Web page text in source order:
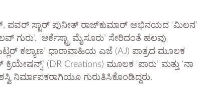
ಪವರ್ ಸ್ಟಾರ್ ಪುನೀತ್ ರಾಜ್‌ಕುಮಾರ್ ಅಭಿನಯದ ‘ಮಿಲನ’
‘ಆರ್ಕೆಸ್ಟ್ರಾ ಮೈಸೂರು’ ಸೇರಿದಂತೆ ಹಲವು
ಕಲ್ಯಾಣ’ ಧಾರಾವಾಹಿಯ ಎಜೆ (AJ) ಪಾತ್ರದ ಮೂಲಕ
(DR Creations) ಮೂಲಕ ‘ಪಾರು’ ಮತ್ತು ‘ನಾ
ನಿರ್ಮಾಪಕರಾಗಿಯೂ ಗುರುತಿಸಿಕೊಂಡಿದ್ದರು.